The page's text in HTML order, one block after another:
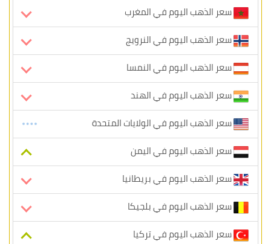
سعر الذهب اليوم في المغرب
سعر الذهب اليوم في النرويج
سعر الذهب اليوم في النمسا
سعر الذهب اليوم في الهند
سعر الذهب اليوم في الولايات المتحدة
سعر الذهب اليوم في اليمن
سعر الذهب اليوم في بريطانيا
سعر الذهب اليوم في بلجيكا
سعر الذهب اليوم في تركيا